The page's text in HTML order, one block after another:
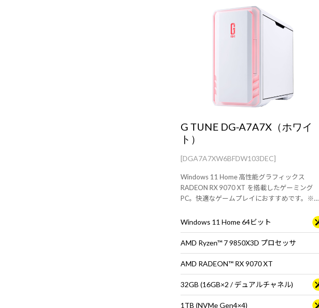
G TUNE DG-A7A7X（ホワイ
ト）
[DGA7A7XW6BFDW103DEC]
Windows 11 Home 高性能グラフィックス
RADEON RX 9070 XT を搭載したゲーミング
PC。快適なゲームプレイにおすすめです。※モ
Windows 11 Home 64ビット
AMD Ryzen™ 7 9850X3D プロセッサ
AMD RADEON™ RX 9070 XT
32GB (16GB×2 / デュアルチャネル)
1TB (NVMe Gen4×4)